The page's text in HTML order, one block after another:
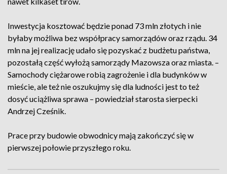
Inwestycja kosztować będzie ponad 73 mln złotych i nie
byłaby możliwa bez współpracy samorządów oraz rządu. 34
mln na jej realizację udało się pozyskać z budżetu państwa,
pozostałą część wyłożą samorządy Mazowsza oraz miasta. –
Samochody ciężarowe robią zagrożenie i dla budynków w
mieście, ale też nie oszukujmy się dla ludności jest to też
dosyć uciążliwa sprawa – powiedział starosta sierpecki
Andrzej Cześnik.
Prace przy budowie obwodnicy mają zakończyć się w
pierwszej połowie przyszłego roku.